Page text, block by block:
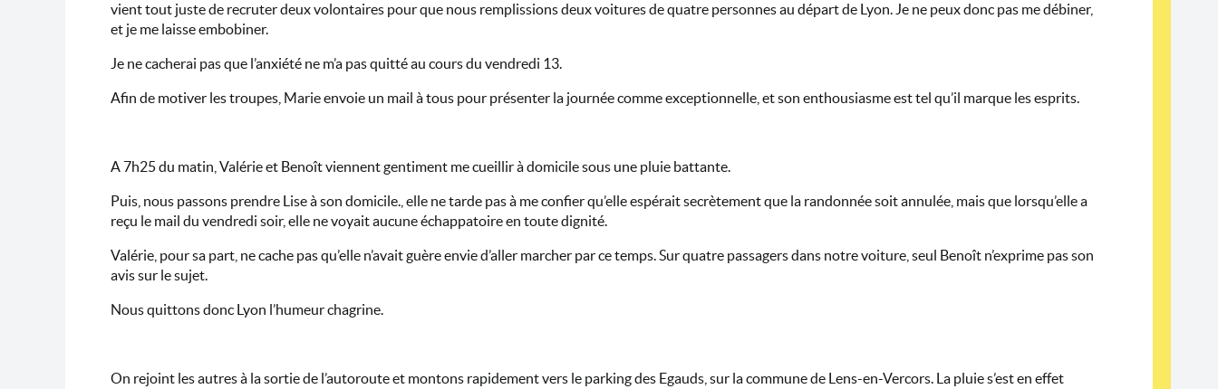
vient tout juste de recruter deux volontaires pour que nous remplissions deux voitures de quatre personnes au départ de Lyon. Je ne peux donc pas me débiner,
et je me laisse embobiner.
Je ne cacherai pas que l’anxiété ne m’a pas quitté au cours du vendredi 13.
Afin de motiver les troupes, Marie envoie un mail à tous pour présenter la journée comme exceptionnelle, et son enthousiasme est tel qu’il marque les esprits.
A 7h25 du matin, Valérie et Benoît viennent gentiment me cueillir à domicile sous une pluie battante.
Puis, nous passons prendre Lise à son domicile., elle ne tarde pas à me confier qu’elle espérait secrètement que la randonnée soit annulée, mais que lorsqu’elle a
reçu le mail du vendredi soir, elle ne voyait aucune échappatoire en toute dignité.
Valérie, pour sa part, ne cache pas qu’elle n’avait guère envie d’aller marcher par ce temps. Sur quatre passagers dans notre voiture, seul Benoît n’exprime pas son
avis sur le sujet.
Nous quittons donc Lyon l’humeur chagrine.
On rejoint les autres à la sortie de l’autoroute et montons rapidement vers le parking des Egauds, sur la commune de Lens-en-Vercors. La pluie s’est en effet